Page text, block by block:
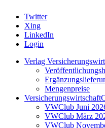
Twitter
Xing
LinkedIn
Login
Verlag
Mengenpreise
VWClub Juni
VWClub März
VWClub